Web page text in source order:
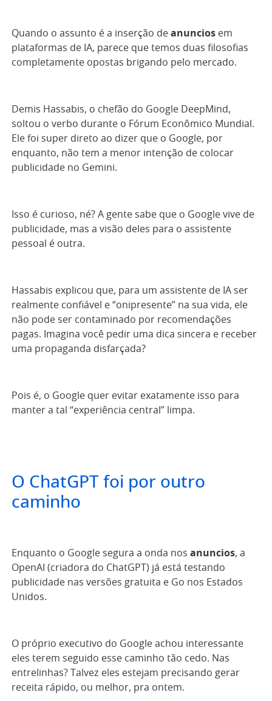
Quando o assunto é a inserção de anuncios em
plataformas de IA, parece que temos duas filosofias
completamente opostas brigando pelo mercado.
Demis Hassabis, o chefão do Google DeepMind,
soltou o verbo durante o Fórum Econômico Mundial.
Ele foi super direto ao dizer que o Google, por
enquanto, não tem a menor intenção de colocar
publicidade no Gemini.
Isso é curioso, né? A gente sabe que o Google vive de
publicidade, mas a visão deles para o assistente
pessoal é outra.
Hassabis explicou que, para um assistente de IA ser
realmente confiável e “onipresente” na sua vida, ele
não pode ser contaminado por recomendações
pagas. Imagina você pedir uma dica sincera e receber
uma propaganda disfarçada?
Pois é, o Google quer evitar exatamente isso para
manter a tal “experiência central” limpa.
O ChatGPT foi por outro
caminho
Enquanto o Google segura a onda nos anuncios, a
OpenAI (criadora do ChatGPT) já está testando
publicidade nas versões gratuita e Go nos Estados
Unidos.
O próprio executivo do Google achou interessante
eles terem seguido esse caminho tão cedo. Nas
entrelinhas? Talvez eles estejam precisando gerar
receita rápido, ou melhor, pra ontem.